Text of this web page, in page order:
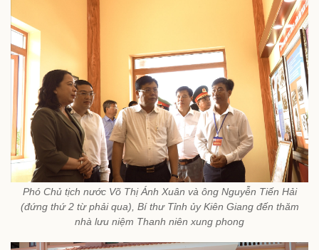
Phó Chủ tịch nước Võ Thị Ánh Xuân và ông Nguyễn Tiến Hải
(đứng thứ 2 từ phải qua), Bí thư Tỉnh ủy Kiên Giang đến thăm
nhà lưu niệm Thanh niên xung phong